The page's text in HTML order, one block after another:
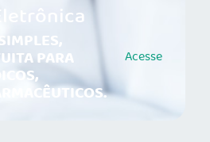
PARA Acesse